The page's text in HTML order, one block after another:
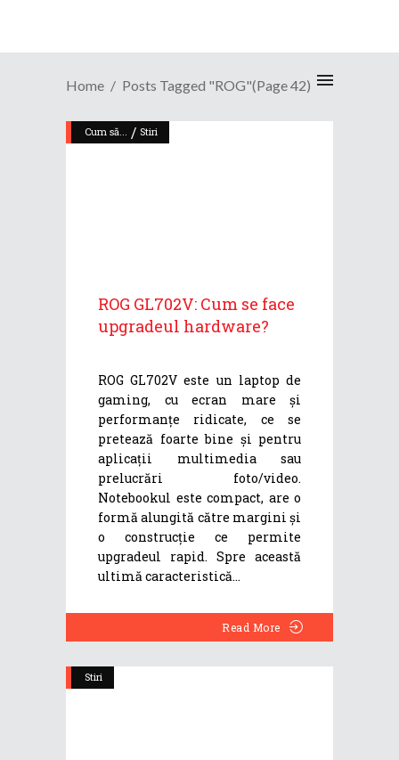
Home Posts Tagged "ROG"(Page 42)
Cum să... / Stiri
ROG GL702V: Cum se face
upgradeul hardware?
ROG GL702V este un laptop de
gaming, cu ecran mare și
performanțe ridicate, ce se
pretează foarte bine și pentru
aplicații multimedia sau
prelucrări foto/video.
Notebookul este compact, are o
formă alungită către margini și
o construcție ce permite
upgradeul rapid. Spre această
ultimă caracteristică
Read More
Stiri